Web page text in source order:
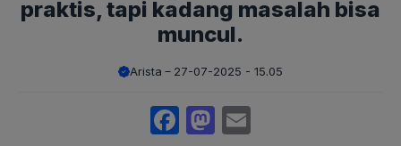
praktis, tapi kadang masalah bisa
muncul.
Arista 27-07-2025 - 15.05
Facebook
Mastodon